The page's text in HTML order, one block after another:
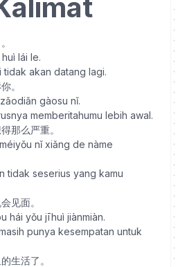
lái le.
tidak akan datang lagi.
。
gàosu nǐ.
memberitahumu lebih awal.
那么严重。
nǐ xiǎng de nàme
tidak seserius yang kamu
见面。
hái yǒu jīhuì jiànmiàn.
punya kesempatan untuk
生活了。